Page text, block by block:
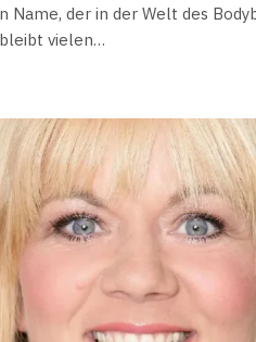
Name, der in der Welt des
vielen…